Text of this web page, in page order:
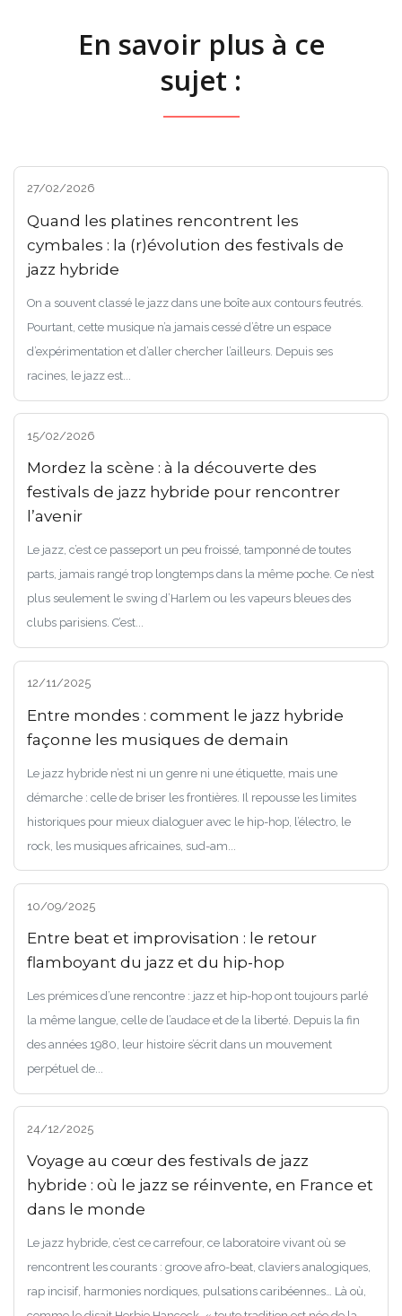
En savoir plus à ce
sujet :
27/02/2026
Quand les platines rencontrent les
cymbales : la (r)évolution des festivals de
jazz hybride
On a souvent classé le jazz dans une boîte aux contours feutrés.
Pourtant, cette musique n’a jamais cessé d’être un espace
d’expérimentation et d’aller chercher l’ailleurs. Depuis ses
racines, le jazz est...
15/02/2026
Mordez la scène : à la découverte des
festivals de jazz hybride pour rencontrer
l’avenir
Le jazz, c’est ce passeport un peu froissé, tamponné de toutes
parts, jamais rangé trop longtemps dans la même poche. Ce n’est
plus seulement le swing d’Harlem ou les vapeurs bleues des
clubs parisiens. C’est...
12/11/2025
Entre mondes : comment le jazz hybride
façonne les musiques de demain
Le jazz hybride n’est ni un genre ni une étiquette, mais une
démarche : celle de briser les frontières. Il repousse les limites
historiques pour mieux dialoguer avec le hip-hop, l’électro, le
rock, les musiques africaines, sud-am...
10/09/2025
Entre beat et improvisation : le retour
flamboyant du jazz et du hip-hop
Les prémices d’une rencontre : jazz et hip-hop ont toujours parlé
la même langue, celle de l’audace et de la liberté. Depuis la fin
des années 1980, leur histoire s’écrit dans un mouvement
perpétuel de...
24/12/2025
Voyage au cœur des festivals de jazz
hybride : où le jazz se réinvente, en France et
dans le monde
Le jazz hybride, c’est ce carrefour, ce laboratoire vivant où se
rencontrent les courants : groove afro-beat, claviers analogiques,
rap incisif, harmonies nordiques, pulsations caribéennes… Là où,